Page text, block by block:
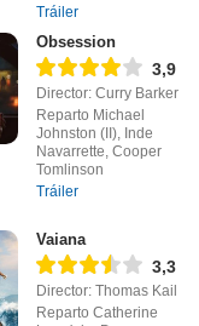
Tráiler
Obsession
3,9
Director: Curry Barker
Reparto Michael
Johnston (II), Inde
Navarrette, Cooper
Tomlinson
Tráiler
Vaiana
3,3
Director: Thomas Kail
Reparto Catherine